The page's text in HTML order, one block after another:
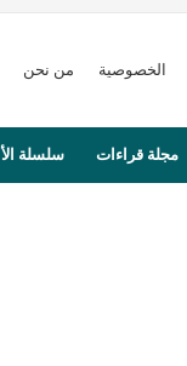
الخصوصية من نحن
مجلة قراءات سلسلة